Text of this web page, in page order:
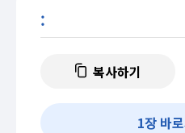
:
복사하기
1장 바